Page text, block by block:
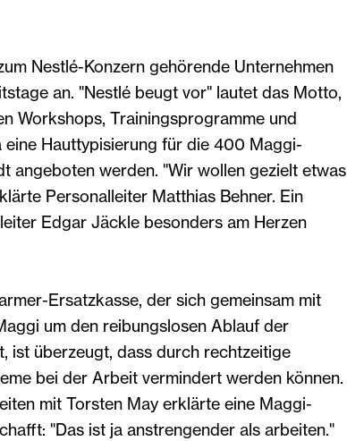
Nestlé-Konzern gehörende Unternehmen
an. "Nestlé beugt vor" lautet das Motto,
Workshops, Trainingsprogramme und
Hauttypisierung für die 400 Maggi-
angeboten werden. "Wir wollen gezielt etwas
Personalleiter Matthias Behner. Ein
Edgar Jäckle besonders am Herzen
Ersatzkasse, der sich gemeinsam mit
um den reibungslosen Ablauf der
ist überzeugt, dass durch rechtzeitige
bei der Arbeit vermindert werden können.
mit Torsten May erklärte eine Maggi-
"Das ist ja anstrengender als arbeiten."